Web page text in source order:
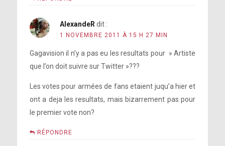
AlexandeR dit :
1 NOVEMBRE 2011 À 15 H 27 MIN
Gagavision il n’y a pas eu les resultats pour » Artiste
que l’on doit suivre sur Twitter »???
Les votes pour armées de fans etaient juqu’a hier et
ont a deja les resultats, mais bizarrement pas pour
le premier vote non?
RÉPONDRE